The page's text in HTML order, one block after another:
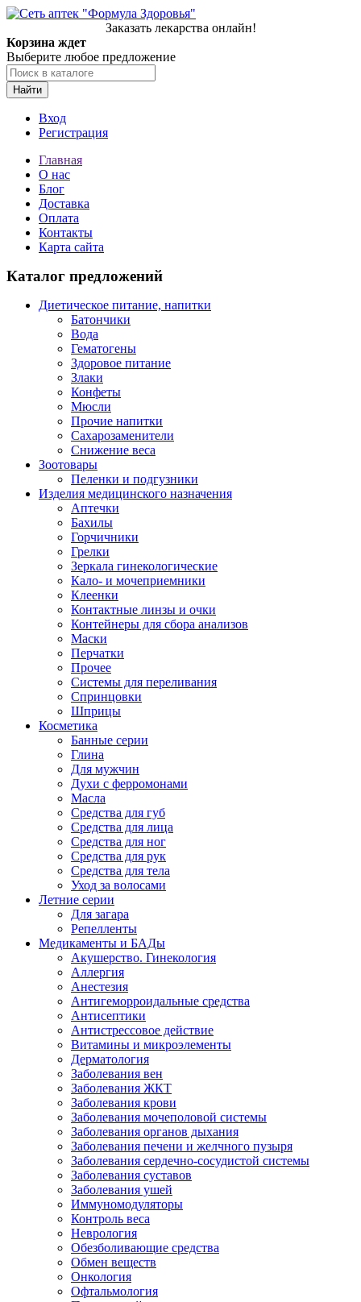
Заказать лекарства онлайн!
Корзина ждет
Выберите любое предложение
Найти
Вход
Регистрация
Главная
О нас
Блог
Доставка
Оплата
Контакты
Карта сайта
Каталог предложений
Диетическое питание, напитки
Батончики
Вода
Гематогены
Здоровое питание
Злаки
Конфеты
Мюсли
Прочие напитки
Сахарозаменители
Снижение веса
Зоотовары
Пеленки и подгузники
Изделия медицинского назначения
Аптечки
Бахилы
Горчичники
Грелки
Зеркала гинекологические
Кало- и мочеприемники
Клеенки
Контактные линзы и очки
Контейнеры для сбора анализов
Маски
Перчатки
Прочее
Системы для переливания
Спринцовки
Шприцы
Косметика
Банные серии
Глина
Для мужчин
Духи с ферромонами
Масла
Средства для губ
Средства для лица
Средства для ног
Средства для рук
Средства для тела
Уход за волосами
Летние серии
Для загара
Репелленты
Медикаменты и БАДы
Акушерство. Гинекология
Аллергия
Анестезия
Антигеморроидальные средства
Антисептики
Антистрессовое действие
Витамины и микроэлементы
Дерматология
Заболевания вен
Заболевания ЖКТ
Заболевания крови
Заболевания мочеполовой системы
Заболевания органов дыхания
Заболевания печени и желчного пузыря
Заболевания сердечно-сосудистой системы
Заболевания суставов
Заболевания ушей
Иммуномодуляторы
Контроль веса
Неврология
Обезболивающие средства
Обмен веществ
Онкология
Офтальмология